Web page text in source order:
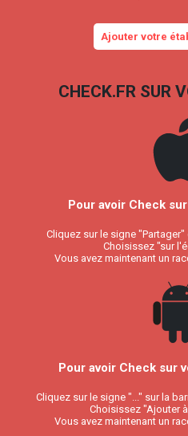
Ajouter votre
CHECK.FR SUR
Pour avoir Check
Cliquez sur le signe
Choisissez "sur
Vous avez maintenant un
Pour avoir Check sur
Cliquez sur le signe "..." sur la
Choisissez "Ajouter
Vous avez maintenant un